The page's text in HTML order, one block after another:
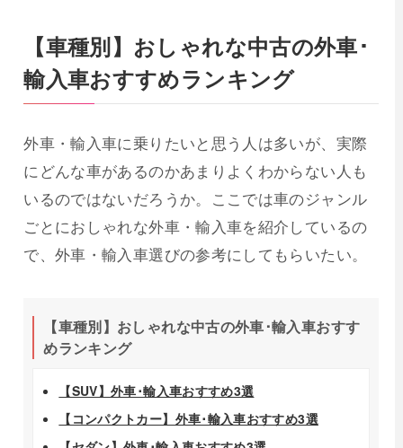
【車種別】おしゃれな中古の外車･
輸入車おすすめランキング
外車・輸入車に乗りたいと思う人は多いが、実際
にどんな車があるのかあまりよくわからない人も
いるのではないだろうか。ここでは車のジャンル
ごとにおしゃれな外車・輸入車を紹介しているの
で、外車・輸入車選びの参考にしてもらいたい。
【車種別】おしゃれな中古の外車･輸入車おすす
めランキング
【SUV】外車･輸入車おすすめ3選
【コンパクトカー】外車･輸入車おすすめ3選